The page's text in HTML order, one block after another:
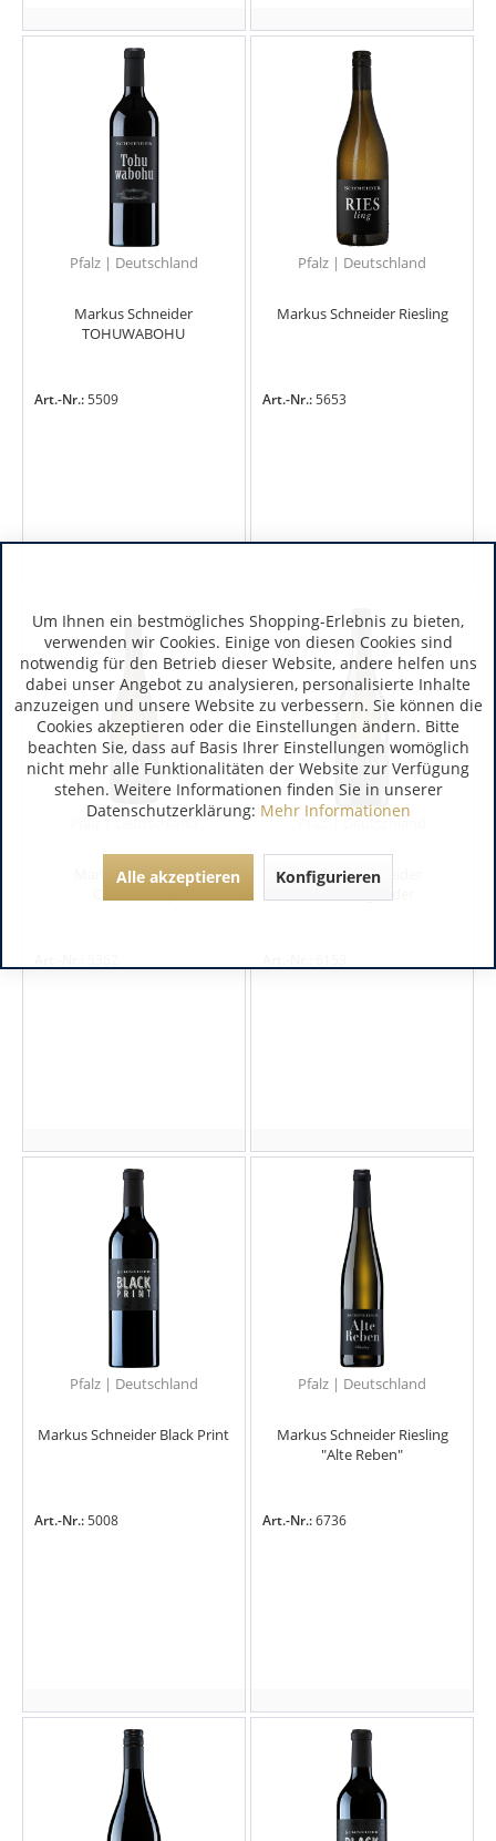
Pfalz | Deutschland
Markus Schneider
TOHUWABOHU
Art.-Nr.:5509
Pfalz | Deutschland
Markus Schneider Riesling
Art.-Nr.:5653
Pfalz | Deutschland
Markus Schneider
Pfalz | Deutschland
Markus Schneider
Pfalz | Deutschland
Markus Schneider Black Print
Art.-Nr.:5008
Pfalz | Deutschland
Markus Schneider Riesling
"Alte Reben"
Art.-Nr.:6736
Um Ihnen ein bestmögliches Shopping-Erlebnis zu bieten,
verwenden wir Cookies. Einige von diesen Cookies sind
notwendig für den Betrieb dieser Website, andere helfen uns
dabei unser Angebot zu analysieren, personalisierte Inhalte
anzuzeigen und unsere Website zu verbessern. Sie können die
Cookies akzeptieren oder die Einstellungen ändern. Bitte
beachten Sie, dass auf Basis Ihrer Einstellungen womöglich
nicht mehr alle Funktionalitäten der Website zur Verfügung
stehen. Weitere Informationen finden Sie in unserer
Datenschutzerklärung: Mehr Informationen
Alle akzeptieren Konfigurieren